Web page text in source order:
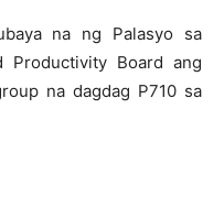
na ng Palasyo sa
Productivity Board ang
na dagdag P710 sa